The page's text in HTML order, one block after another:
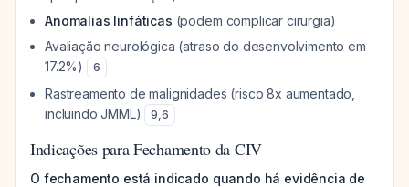
Anomalias linfáticas (podem complicar cirurgia)
Avaliação neurológica (atraso do desenvolvimento em
17.2%)
6
Rastreamento de malignidades (risco 8x aumentado,
incluindo JMML)
9,6
Indicações para Fechamento da CIV
O fechamento está indicado quando há evidência de